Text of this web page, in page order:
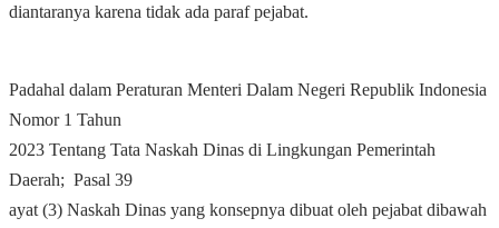
diantaranya karena tidak ada paraf pejabat.
Padahal dalam Peraturan Menteri Dalam Negeri Republik Indonesia
Nomor 1 Tahun
2023 Tentang Tata Naskah Dinas di Lingkungan Pemerintah
Daerah; Pasal 39
ayat (3) Naskah Dinas yang konsepnya dibuat oleh pejabat dibawah